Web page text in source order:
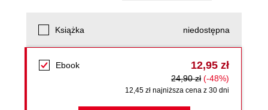
Książka niedostępna
Ebook 12,95 zł
24,90 zł (-48%)
12,45 zł najniższa cena z 30 dni